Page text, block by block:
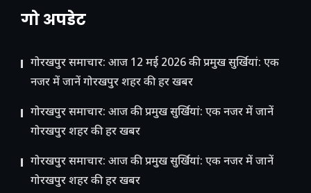
गो अपडेट
गोरखपुर समाचार: आज 12 मई 2026 की प्रमुख सुर्खियां: एक
नजर में जानें गोरखपुर शहर की हर खबर
गोरखपुर समाचार: आज की प्रमुख सुर्खियां: एक नजर में जानें
गोरखपुर शहर की हर खबर
गोरखपुर समाचार: आज की प्रमुख सुर्खियां: एक नजर में जानें
गोरखपुर शहर की हर खबर